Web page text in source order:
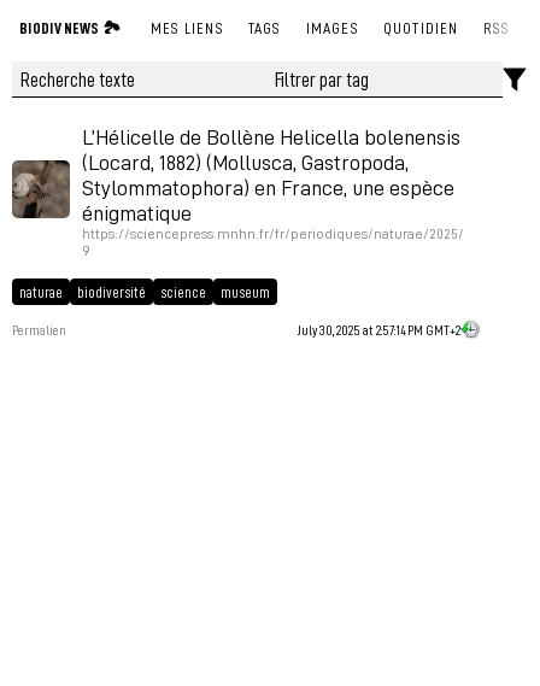
BIODIV NEWS 🏞 MES LIENS TAGS IMAGES QUOTIDIEN RSS
L’Hélicelle de Bollène Helicella bolenensis
(Locard, 1882) (Mollusca, Gastropoda,
Stylommatophora) en France, une espèce
énigmatique
https://sciencepress.mnhn.fr/fr/periodiques/naturae/2025/
9
naturae biodiversité science museum
Permalien July 30, 2025 at 2:57:14 PM GMT+2